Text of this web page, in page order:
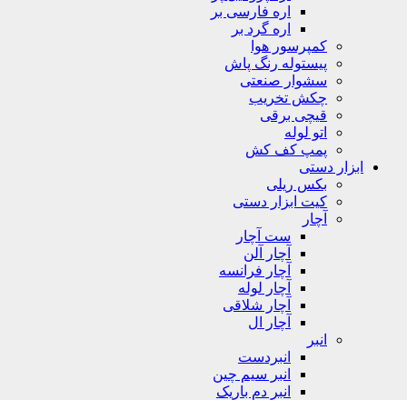
اره فارسی بر
اره گرد بر
کمپرسور هوا
پیستوله رنگ پاش
سشوار صنعتی
چکش تخریب
قیچی برقی
اتو لوله
پمپ کف کش
ابزار دستی
بکس ریلی
کیت ابزار دستی
آچار
ست آچار
آچار آلن
آچار فرانسه
آچار لوله
آچار شلاقی
آچار ال
انبر
انبردست
انبر سیم چین
انبر دم باریک